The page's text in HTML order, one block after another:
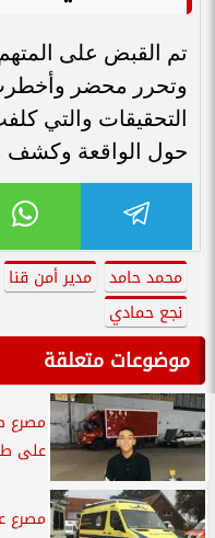
تم القبض على
وتحرر محضر
التحقيقات والتي
حول الواقعة وكشف
محمد حامد مدير أمن قنا
نجع حمادي
موضوعات متعلقة
مصرع
على
مصرع